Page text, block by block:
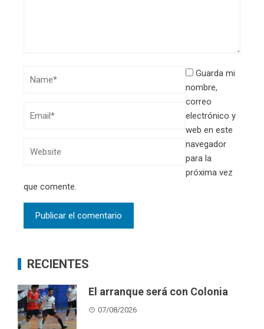
Guarda mi
nombre,
correo
electrónico y
web en este
navegador
para la
próxima vez
que comente.
RECIENTES
El arranque será con Colonia
07/08/2026